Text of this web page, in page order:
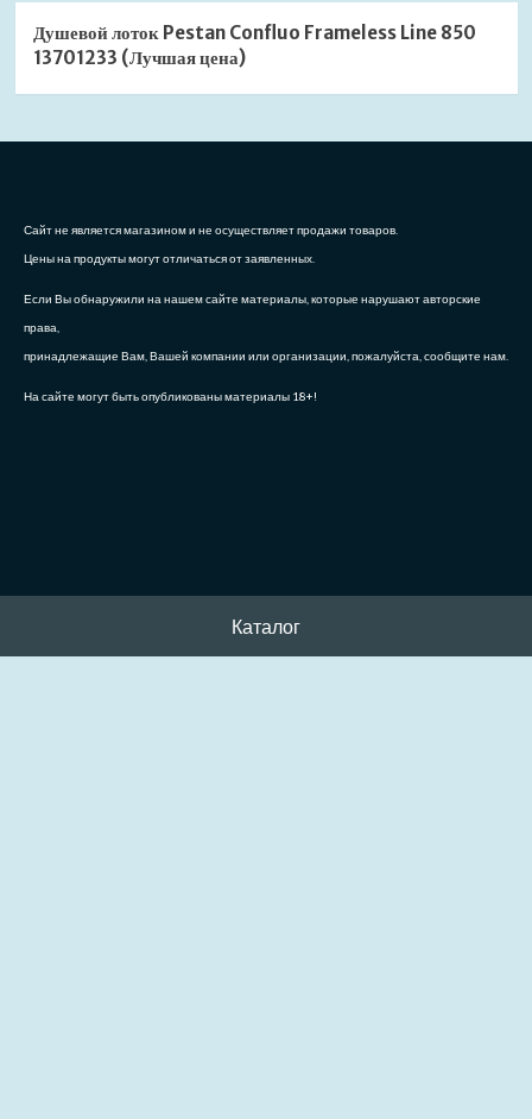
Душевой лоток Pestan Confluo Frameless Line 850
13701233 (Лучшая цена)
Сайт не является магазином и не осуществляет продажи товаров.
Цены на продукты могут отличаться от заявленных.
Если Вы обнаружили на нашем сайте материалы, которые нарушают авторские
права,
принадлежащие Вам, Вашей компании или организации, пожалуйста, сообщите нам.
На сайте могут быть опубликованы материалы 18+!
Каталог